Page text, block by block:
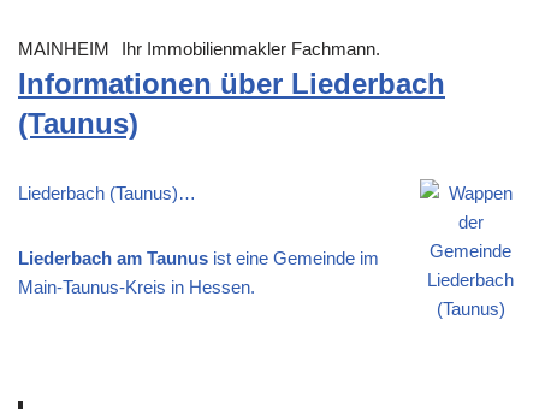
MAINHEIM Ihr Immobilienmakler Fachmann.
Informationen über Liederbach
(Taunus)
Liederbach (Taunus)…
Liederbach am Taunus ist eine Gemeinde im
Main-Taunus-Kreis in Hessen.